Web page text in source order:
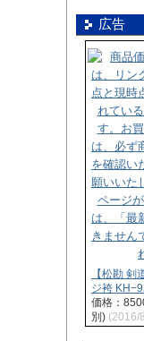
広告
【松勘
ジ袴
価格：
別) (2016/